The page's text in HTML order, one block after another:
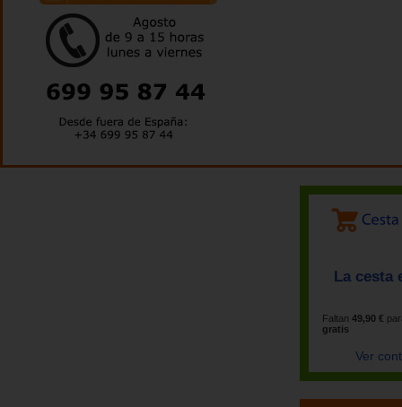
La cesta
Faltan 49,90 €
gratis
Ver